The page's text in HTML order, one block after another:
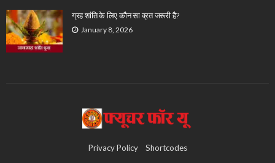
ग्रह शांति के लिए कौन सा व्रत जरूरी है?
January 8, 2026
Privacy Policy Shortcodes